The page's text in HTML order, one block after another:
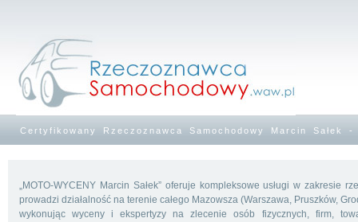
Certyfikowany Rzeczoznawca Samochodowy Marcin
„MOTO-WYCENY Marcin Sałek” oferuje kompleksowe usługi w zakresie
prowadzi działalność na terenie całego Mazowsza (Warszawa, Pruszków,
wykonując wyceny i ekspertyzy na zlecenie osób fizycznych, firm,